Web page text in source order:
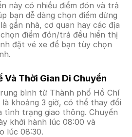
này có nhiều điểm đón và trả
bạn dễ dàng chọn điểm dừng
gần nhà, cơ quan hay các địa
điểm đón/trả đều hiển thị
đặt vé xe để bạn tùy chọn
Và Thời Gian Di Chuyển
bình từ Thành phố Hồ Chí
khoảng 3 giờ, có thể thay đổi
tình trạng giao thông. Chuyến
khởi hành lúc 08:00 và
lúc 08:30.